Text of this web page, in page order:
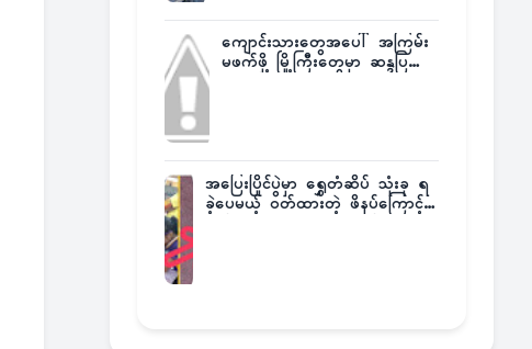
ကျောင်းသားတွေအပေါ် အကြမ်း
မဖက်ဖို့ မြို့ကြီးတွေမှာ ဆန္ဒပြ
အပြေးပြိုင်ပွဲမှာ ရွှေတံဆိပ် သုံးခု ရ
ခဲ့ပေမယ့် ဝတ်ထားတဲ့ ဖိနပ်ကြောင့်